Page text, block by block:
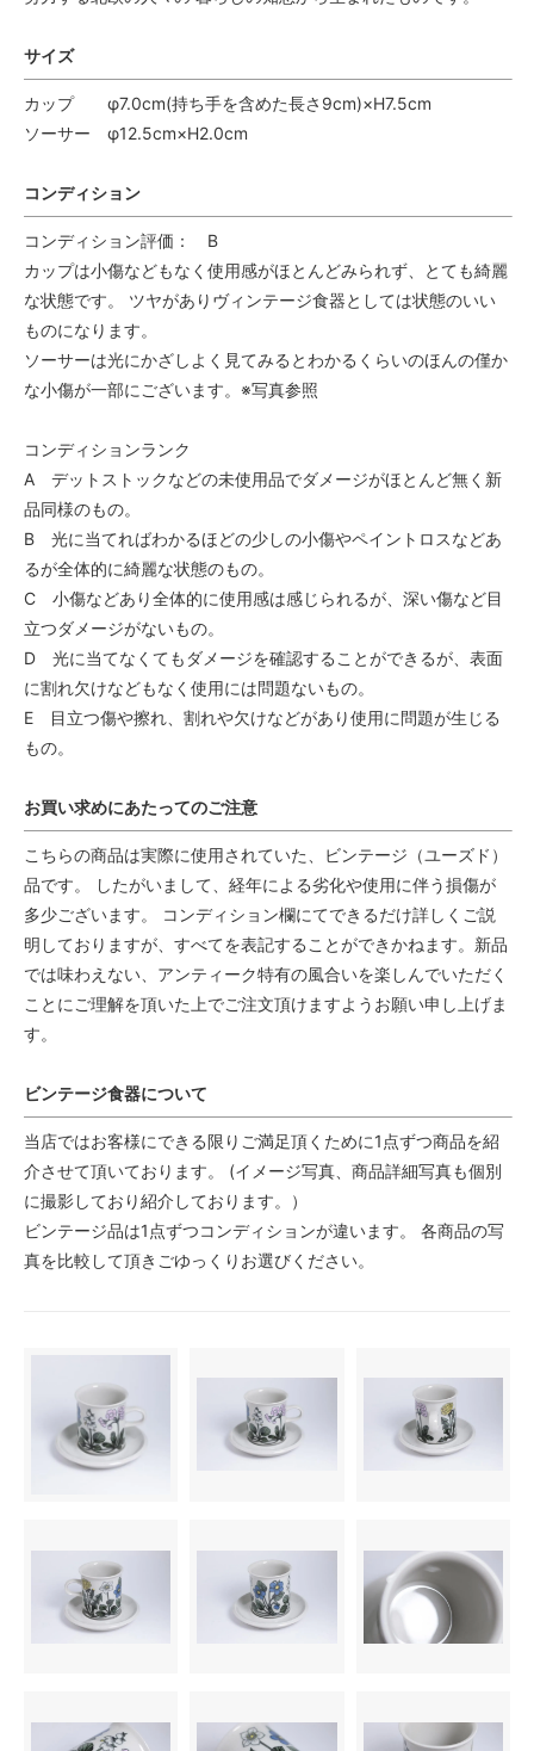
サイズ
カップ φ7.0cm(持ち手を含めた長さ9cm)×H7.5cm
ソーサー φ12.5cm×H2.0cm
コンディション
コンディション評価： B
カップは小傷などもなく使用感がほとんどみられず、とても綺麗
な状態です。 ツヤがありヴィンテージ食器としては状態のいい
ものになります。
ソーサーは光にかざしよく見てみるとわかるくらいのほんの僅か
な小傷が一部にございます。※写真参照
コンディションランク
A デットストックなどの未使用品でダメージがほとんど無く新
品同様のもの。
B 光に当てればわかるほどの少しの小傷やペイントロスなどあ
るが全体的に綺麗な状態のもの。
C 小傷などあり全体的に使用感は感じられるが、深い傷など目
立つダメージがないもの。
D 光に当てなくてもダメージを確認することができるが、表面
に割れ欠けなどもなく使用には問題ないもの。
E 目立つ傷や擦れ、割れや欠けなどがあり使用に問題が生じる
もの。
お買い求めにあたってのご注意
こちらの商品は実際に使用されていた、ビンテージ（ユーズド）
品です。 したがいまして、経年による劣化や使用に伴う損傷が
多少ございます。 コンディション欄にてできるだけ詳しくご説
明しておりますが、すべてを表記することができかねます。新品
では味わえない、アンティーク特有の風合いを楽しんでいただく
ことにご理解を頂いた上でご注文頂けますようお願い申し上げま
す。
ビンテージ食器について
当店ではお客様にできる限りご満足頂くために1点ずつ商品を紹
介させて頂いております。 (イメージ写真、商品詳細写真も個別
に撮影しており紹介しております。）
ビンテージ品は1点ずつコンディションが違います。 各商品の写
真を比較して頂きごゆっくりお選びください。